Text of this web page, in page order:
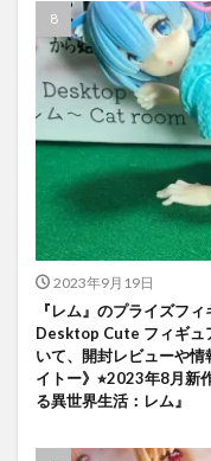
2023年9月19日
『レム』のプライズフ
Desktop Cute フィギ
いて、開封レビューや
イトー》⭐︎2023年8月新
る異世界生活：レム』